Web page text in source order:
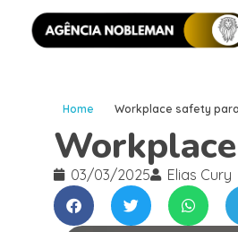
Home Workplace safety
03/03/2025 Elias Cury